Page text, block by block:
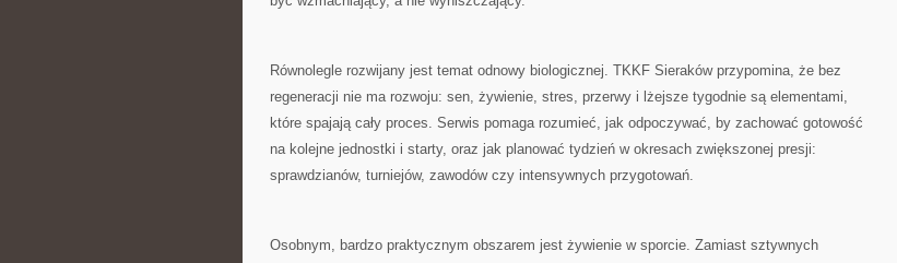
Równolegle rozwijany jest temat odnowy biologicznej. TKKF Sieraków przypomina, że bez
regeneracji nie ma rozwoju: sen, żywienie, stres, przerwy i lżejsze tygodnie są elementami,
które spajają cały proces. Serwis pomaga rozumieć, jak odpoczywać, by zachować gotowość
na kolejne jednostki i starty, oraz jak planować tydzień w okresach zwiększonej presji:
sprawdzianów, turniejów, zawodów czy intensywnych przygotowań.
Osobnym, bardzo praktycznym obszarem jest żywienie w sporcie. Zamiast sztywnych